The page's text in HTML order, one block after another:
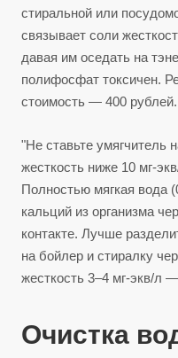
стиральной или
связывает соли
давая им оседать на
полифосфат токсичен.
стоимость — 400 рублей.
"Не ставьте умягчитель
жесткость ниже 10 мг-
Полностью мягкая вода
кальций из организма
контакте. Лучше
на бойлер и стиралку
жесткость 3–4 мг-экв/л
Очистка